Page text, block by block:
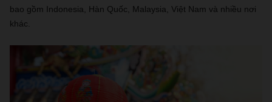
bao gồm Indonesia, Hàn Quốc, Malaysia, Việt Nam và nhiều nơi
khác.